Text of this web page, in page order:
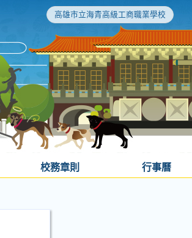
高雄市立海青高級工商職業學校
校務章則 行事曆